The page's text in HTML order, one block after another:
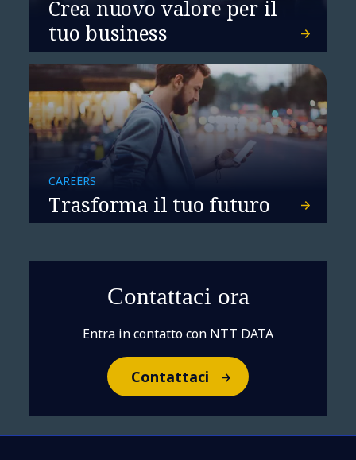
Banking nel post-Covid: la
banca è sempre più
digitale
Crea nuovo valore per il
tuo business
CAREERS
Trasforma il tuo futuro
Contattaci ora
Entra in contatto con NTT DATA
Contattaci